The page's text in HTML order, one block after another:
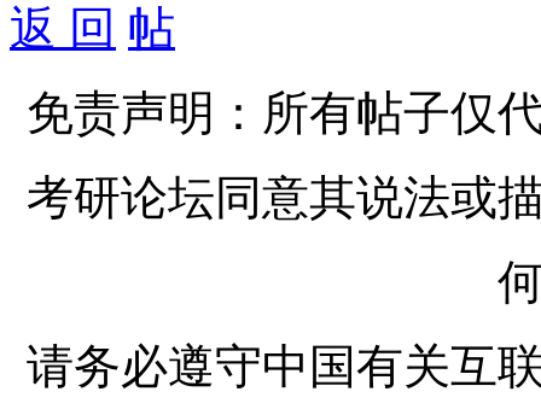
返 回
免责声明：所有帖子仅
考研论坛同意其说法或
请务必遵守中国有关互